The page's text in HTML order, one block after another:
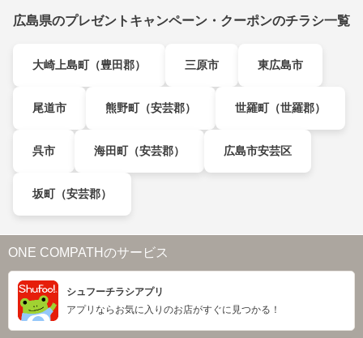
広島県のプレゼントキャンペーン・クーポンのチラシ一覧
大崎上島町（豊田郡） 三原市 東広島市
尾道市 熊野町（安芸郡） 世羅町（世羅郡）
呉市 海田町（安芸郡） 広島市安芸区
坂町（安芸郡）
ONE COMPATHのサービス
シュフーチラシアプリ
アプリならお気に入りのお店がすぐに見つかる！